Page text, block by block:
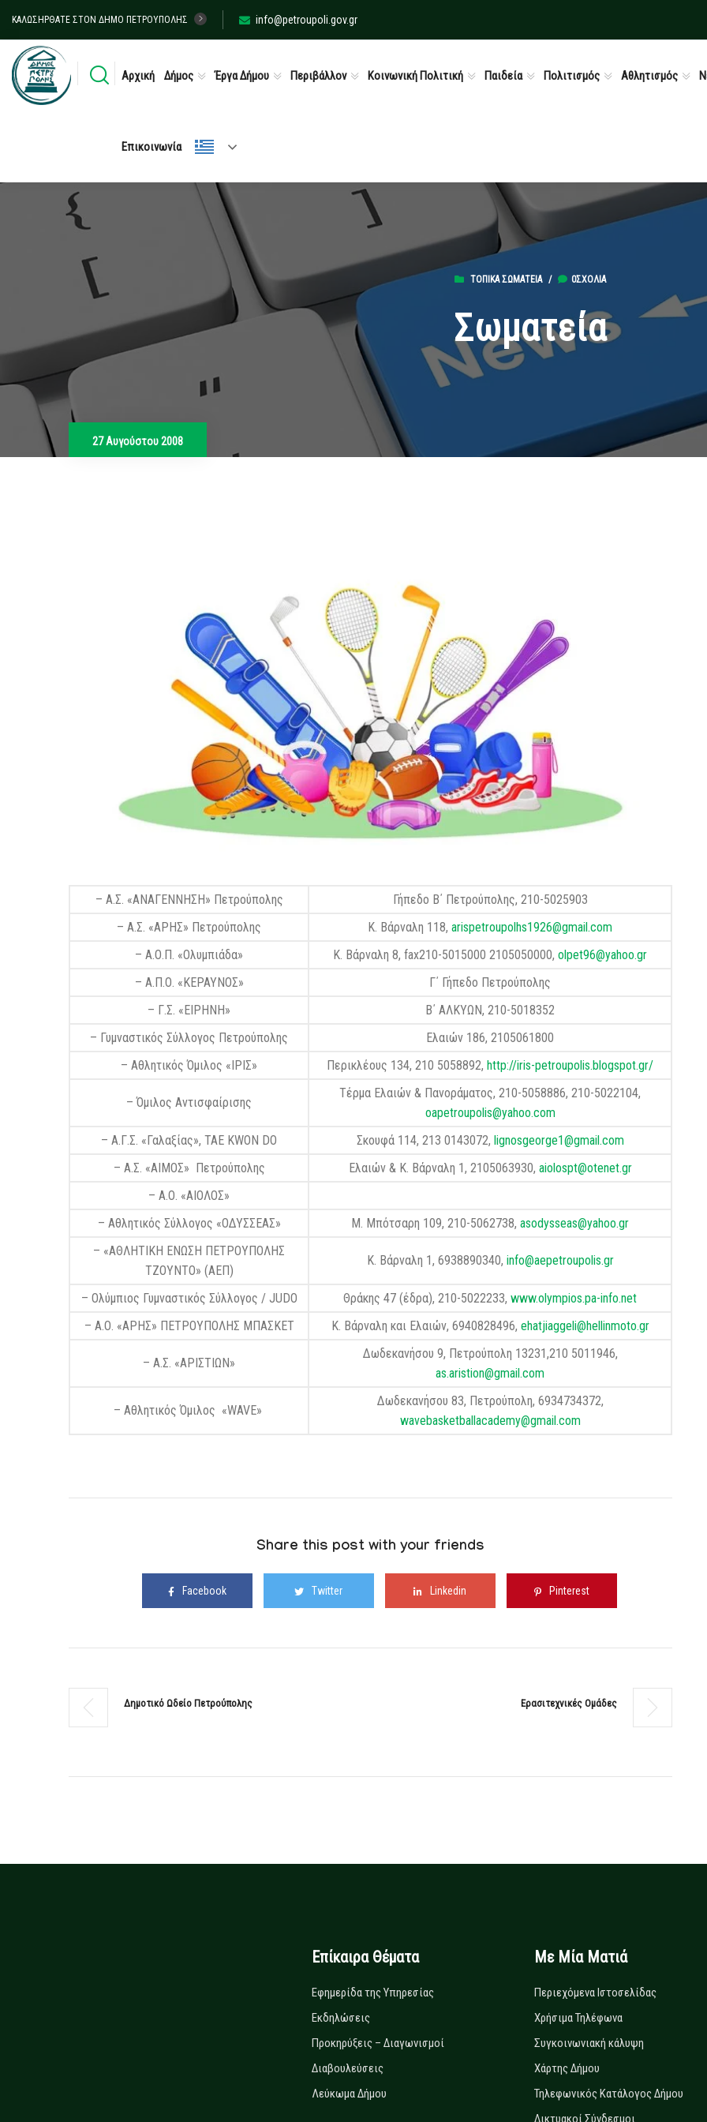
ΚΑΛΩΣΉΡΘΑΤΕ ΣΤΟΝ ΔΉΜΟ ΠΕΤΡΟΎΠΟΛΗΣ info@petroupoli.gov.gr
Αρχική Δήμος Έργα Δήμου Περιβάλλον Κοινωνική Πολιτική Παιδεία Πολιτισμός Αθλητισμός
Επικοινωνία
ΤΟΠΙΚΆ ΣΩΜΑΤΕΊΑ/ 0ΣΧΌΛΙΑ
Σωματεία
27 Αυγούστου 2008
– Α.Σ. «ΑΝΑΓΕΝΝΗΣΗ» Πετρούπολης
Γήπεδο Β΄ Πετρούπολης, 210-5025903
– Α.Σ. «ΑΡΗΣ» Πετρούπολης
Κ. Βάρναλη 118, arispetroupolhs1926@gmail.com
– Α.Ο.Π. «Ολυμπιάδα»
Κ. Βάρναλη 8, fax210-5015000 2105050000, olpet96@yahoo.gr
– Α.Π.Ο. «ΚΕΡΑΥΝΟΣ»
Γ΄ Γήπεδο Πετρούπολης
– Γ.Σ. «ΕΙΡΗΝΗ»
Β΄ ΑΛΚΥΩΝ, 210-5018352
– Γυμναστικός Σύλλογος Πετρούπολης
Ελαιών 186, 2105061800
– Αθλητικός Όμιλος «ΙΡΙΣ»
Περικλέους 134, 210 5058892, http://iris-petroupolis.blogspot.gr/
– Όμιλος Αντισφαίρισης
Τέρμα Ελαιών & Πανοράματος, 210-5058886, 210-5022104,
oapetroupolis@yahoo.com
– Α.Γ.Σ. «Γαλαξίας», TAE KWON DO
Σκουφά 114, 213 0143072, lignosgeorge1@gmail.com
– Α.Σ. «ΑΙΜΟΣ» Πετρούπολης
Ελαιών & Κ. Βάρναλη 1, 2105063930, aiolospt@otenet.gr
– Α.Ο. «ΑΙΟΛΟΣ»
– Αθλητικός Σύλλογος «ΟΔΥΣΣΕΑΣ»
Μ. Μπότσαρη 109, 210-5062738, asodysseas@yahoo.gr
– «ΑΘΛΗΤΙΚΗ ΕΝΩΣΗ ΠΕΤΡΟΥΠΟΛΗΣ
ΤΖΟΥΝΤΟ» (ΑΕΠ)
Κ. Βάρναλη 1, 6938890340, info@aepetroupolis.gr
– Ολύμπιος Γυμναστικός Σύλλογος / JUDO Θράκης 47 (έδρα), 210-5022233, www.olympios.pa-info.net
– Α.Ο. «ΑΡΗΣ» ΠΕΤΡΟΥΠΟΛΗΣ ΜΠΑΣΚΕΤ
Κ. Bάρναλη και Ελαιών, 6940828496, ehatjiaggeli@hellinmoto.gr
– Α.Σ. «ΑΡΙΣΤΙΩΝ»
Δωδεκανήσου 9, Πετρούπολη 13231,210 5011946,
as.aristion@gmail.com
– Αθλητικός Όμιλος «WAVE»
Δωδεκανήσου 83, Πετρούπολη, 6934734372,
wavebasketballacademy@gmail.com
Share this post with your friends
Facebook Twitter Linkedin Pinterest
Δημοτικό Ωδείο Πετρούπολης Ερασιτεχνικές Ομάδες
Επίκαιρα Θέματα
Εφημερίδα της Υπηρεσίας
Εκδηλώσεις
Προκηρύξεις – Διαγωνισμοί
Διαβουλεύσεις
Λεύκωμα Δήμου
Με Μία Ματιά
Περιεχόμενα Ιστοσελίδας
Χρήσιμα Τηλέφωνα
Συγκοινωνιακή κάλυψη
Χάρτης Δήμου
Τηλεφωνικός Κατάλογος Δήμου
Δικτυακοί Σύνδεσμοι